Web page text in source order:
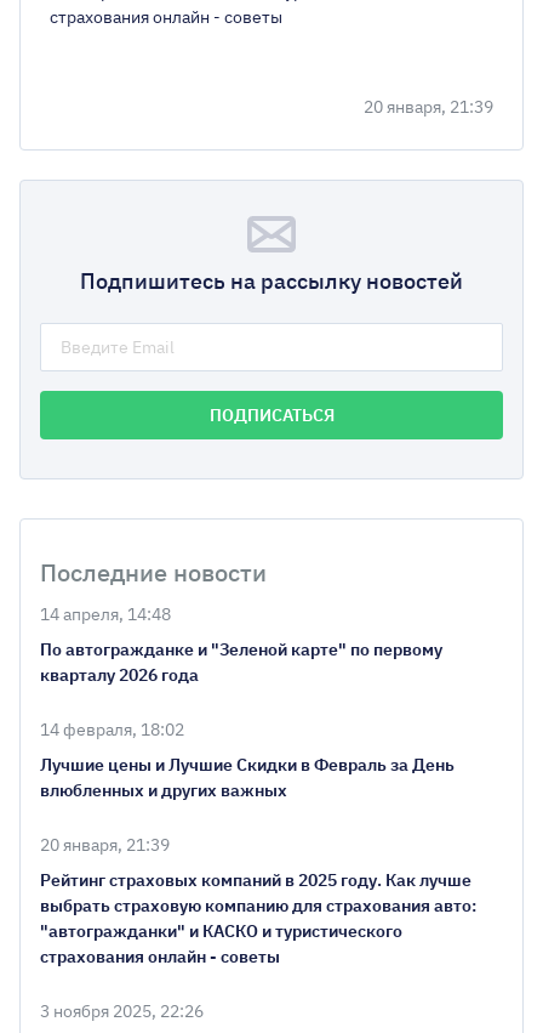
страхования онлайн - советы
20 января, 21:39
Подпишитесь на рассылку новостей
Последние новости
14 апреля, 14:48
По автогражданке и "Зеленой карте" по первому
кварталу 2026 года
14 февраля, 18:02
Лучшие цены и Лучшие Скидки в Февраль за День
влюбленных и других важных
20 января, 21:39
Рейтинг страховых компаний в 2025 году. Как лучше
выбрать страховую компанию для страхования авто:
"автогражданки" и КАСКО и туристического
страхования онлайн - советы
3 ноября 2025, 22:26